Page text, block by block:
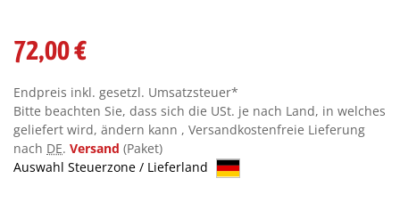
72,00 €
Endpreis inkl. gesetzl. Umsatzsteuer*
Bitte beachten Sie, dass sich die USt. je nach Land, in welches
geliefert wird, ändern kann , Versandkostenfreie Lieferung
nach DE. Versand (Paket)
Auswahl Steuerzone / Lieferland